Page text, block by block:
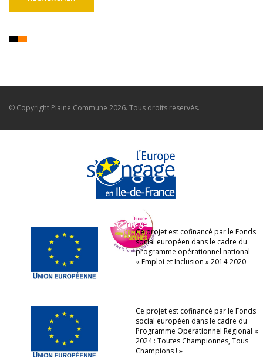
© Copyright Plaine Commune 2026. Tous droits réservés.
Ce projet est cofinancé par le Fonds
social européen dans le cadre du
programme opérationnel national
« Emploi et Inclusion » 2014-2020
Ce projet est cofinancé par le Fonds
social européen dans le cadre du
Programme Opérationnel Régional «
2024 : Toutes Championnes, Tous
Champions ! »